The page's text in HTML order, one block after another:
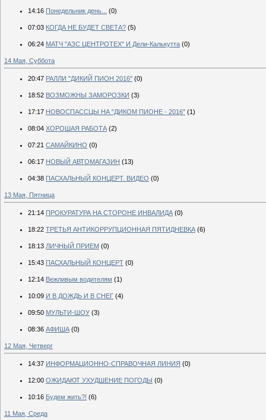
14:16 Понедельник день... (0)
07:03 КОГДА НЕ БУДЕТ СВЕТА? (5)
06:24 МАТЧ "АЗС ЦЕНТРОТЕХ" И Дели-Калькутта (0)
14 Мая, Суббота
20:47 РАЛЛИ "ДИКИЙ ПИОН 2016" (0)
18:52 ВОЗМОЖНЫ ЗАМОРОЗКИ (3)
17:17 НОВОСПАССЦЫ НА "ДИКОМ ПИОНЕ - 2016" (1)
08:04 ХОРОШАЯ РАБОТА (2)
07:21 САМАЙКИНО (0)
06:17 НОВЫЙ АВТОМАГАЗИН (13)
04:38 ПАСХАЛЬНЫЙ КОНЦЕРТ. ВИДЕО (0)
13 Мая, Пятница
21:14 ПРОКУРАТУРА НА СТОРОНЕ ИНВАЛИДА (0)
18:22 ТРЕТЬЯ АНТИКОРРУПЦИОННАЯ ПЯТИДНЕВКА (6)
18:13 ЛИЧНЫЙ ПРИЕМ (0)
15:43 ПАСХАЛЬНЫЙ КОНЦЕРТ (0)
12:14 Вежливым водителям (1)
10:09 И В ДОЖДЬ И В СНЕГ (4)
09:50 МУЛЬТИ-ШОУ (3)
08:36 АФИША (0)
12 Мая, Четверг
14:37 ИНФОРМАЦИОННО-СПРАВОЧНАЯ ЛИНИЯ (0)
12:00 ОЖИДАЮТ УХУДШЕНИЕ ПОГОДЫ (0)
10:16 Будем жить?! (6)
11 Мая, Среда